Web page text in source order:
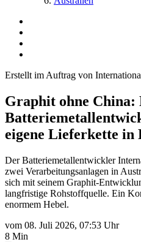
Erstellt im Auftrag von
Graphit ohne China:
eigene Lieferkette in
Der Batteriemetallentwickler
zwei Verarbeitungsanlagen in
sich mit seinem Graphit-
langfristige Rohstoffquelle. Ein
enormem Hebel.
vom 08. Juli 2026, 07:53 Uhr
8 Min